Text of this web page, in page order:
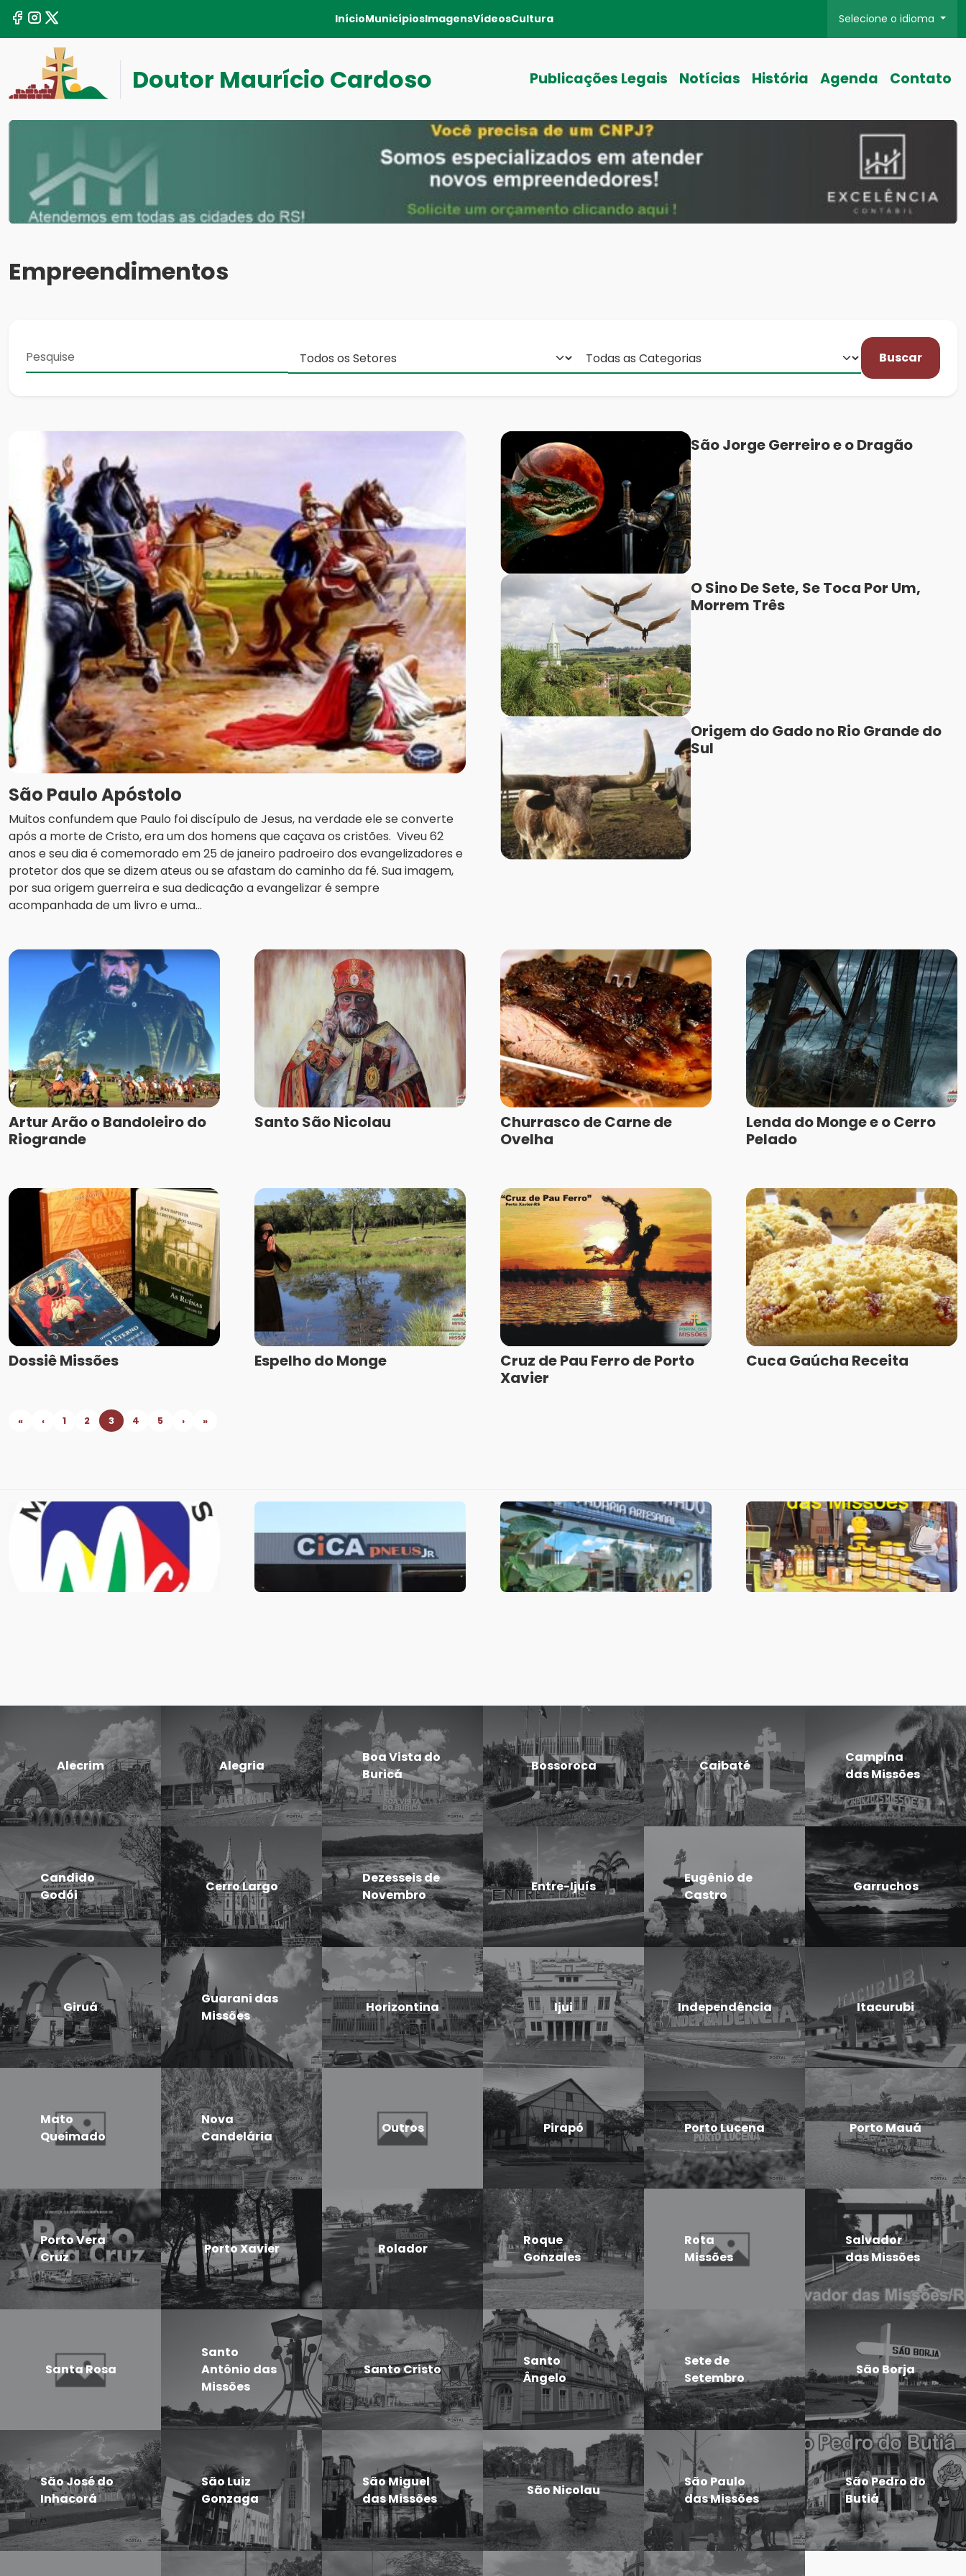
InícioMunicípiosImagensVídeosCultura Selecione o idioma
Doutor Maurício Cardoso Publicações Legais Notícias História Agenda Contato
Empreendimentos
Buscar
São Paulo Apóstolo
Muitos confundem que Paulo foi discípulo de Jesus, na verdade ele se converte
após a morte de Cristo, era um dos homens que caçava os cristões. Viveu 62
anos e seu dia é comemorado em 25 de janeiro padroeiro dos evangelizadores e
protetor dos que se dizem ateus ou se afastam do caminho da fé. Sua imagem,
por sua origem guerreira e sua dedicação a evangelizar é sempre
acompanhada de um livro e uma...
São Jorge Gerreiro e o Dragão
O Sino De Sete, Se Toca Por Um,
Morrem Três
Origem do Gado no Rio Grande do
Sul
Artur Arão o Bandoleiro do
Riogrande
Santo São Nicolau
Churrasco de Carne de
Ovelha
Lenda do Monge e o Cerro
Pelado
Dossiê Missões Espelho do Monge
Cruz de Pau Ferro de Porto
Xavier
Cuca Gaúcha Receita
« ‹ 1 2 3 4 5 › »
Alecrim Alegria
Boa Vista do
Buricá
Bossoroca Caibaté
Campina
das Missões
Candido
Godói
Cerro Largo
Dezesseis de
Novembro
Entre-Ijuís
Eugênio de
Castro
Garruchos
Giruá
Guarani das
Missões
Horizontina Ijui Independência Itacurubi
Mato
Queimado
Nova
Candelária
Outros Pirapó Porto Lucena Porto Mauá
Porto Vera
Cruz
Porto Xavier Rolador
Roque
Gonzales
Rota
Missões
Salvador
das Missões
Santa Rosa
Santo
Antônio das
Missões
Santo Cristo
Santo
Ângelo
Sete de
Setembro
São Borja
São José do
Inhacorá
São Luiz
Gonzaga
São Miguel
das Missões
São Nicolau
São Paulo
das Missões
São Pedro do
Butiá